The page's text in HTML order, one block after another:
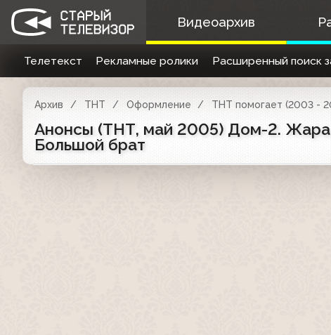
Видеоархив
Телетекст Рекламные ролики Расширенный поиск
Архив ТНТ Оформление ТНТ помогает (2003 -
Анонсы (ТНТ, май 2005) Дом-2.
Большой брат